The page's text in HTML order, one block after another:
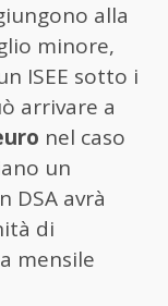
alla
minore,
ISEE sotto i
arrivare a
nel caso
un
DSA avrà
di
mensile